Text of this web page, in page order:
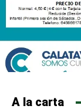
A la carta